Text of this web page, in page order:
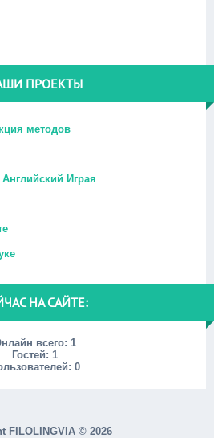
ПРОЕКТЫ
методов
Играя
НА САЙТЕ:
всего: 1
Гостей: 1
0
FILOLINGVIA © 2026